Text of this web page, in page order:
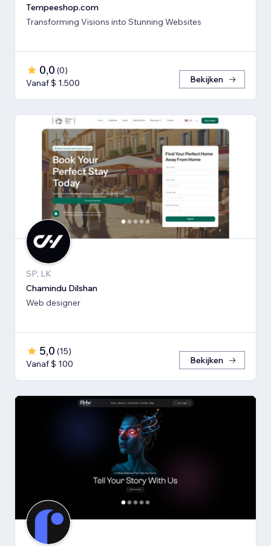
Tempeeshop.com
Transforming Visions into Stunning Websites
0,0 (0)
Vanaf $ 1.500
Bekijken
SP, LK
Chamindu Dilshan
Web designer
5,0 (15)
Vanaf $ 100
Bekijken